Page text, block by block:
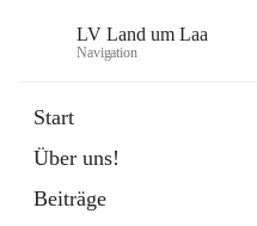
LV Land um Laa
Navigation
Start
Über uns!
Beiträge
Externe Webseite
in